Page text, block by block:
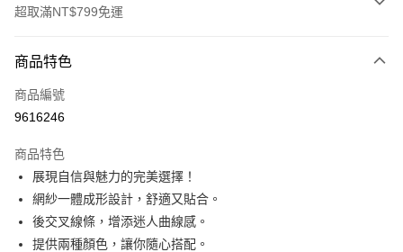
超取滿NT$799免運
信用卡一次付款
超商取貨付款
Apple Pay
街口支付
悠遊付
商品特色
商品編號
9616246
商品特色
展現自信與魅力的完美選擇！
網紗一體成形設計，舒適又貼合。
後交叉線條，增添迷人曲線感。
提供兩種顏色，讓你隨心搭配。